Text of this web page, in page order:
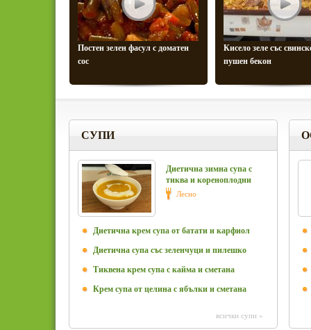
Постен зелен фасул с доматен
сос
Кисело зеле със
пушен бекон
СУПИ
Диетична зимна супа с
тиква и кореноплодни
Лесно
Диетична крем супа от батати и карфиол
Диетична супа със зеленчуци и пилешко
Тиквена крем супа с кайма и сметана
Крем супа от целина с ябълки и сметана
всички супи »